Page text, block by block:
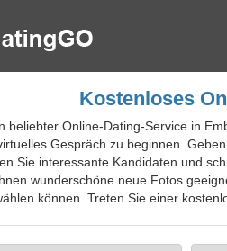
Kostenloses
beliebter Online-Dating-Service in
Gespräch zu beginnen.
Sie interessante Kandidaten und
wunderschöne neue Fotos
können. Treten Sie einer